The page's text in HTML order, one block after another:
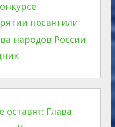
посвятили
народов России
оставят: Глава